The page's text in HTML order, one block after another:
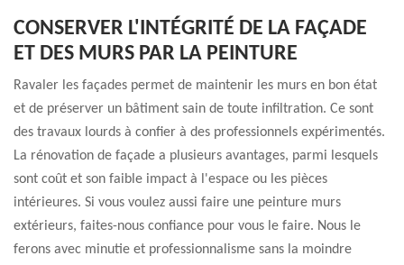
CONSERVER L'INTÉGRITÉ DE LA FAÇADE
ET DES MURS PAR LA PEINTURE
Ravaler les façades permet de maintenir les murs en bon état
et de préserver un bâtiment sain de toute infiltration. Ce sont
des travaux lourds à confier à des professionnels expérimentés.
La rénovation de façade a plusieurs avantages, parmi lesquels
sont coût et son faible impact à l'espace ou les pièces
intérieures. Si vous voulez aussi faire une peinture murs
extérieurs, faites-nous confiance pour vous le faire. Nous le
ferons avec minutie et professionnalisme sans la moindre